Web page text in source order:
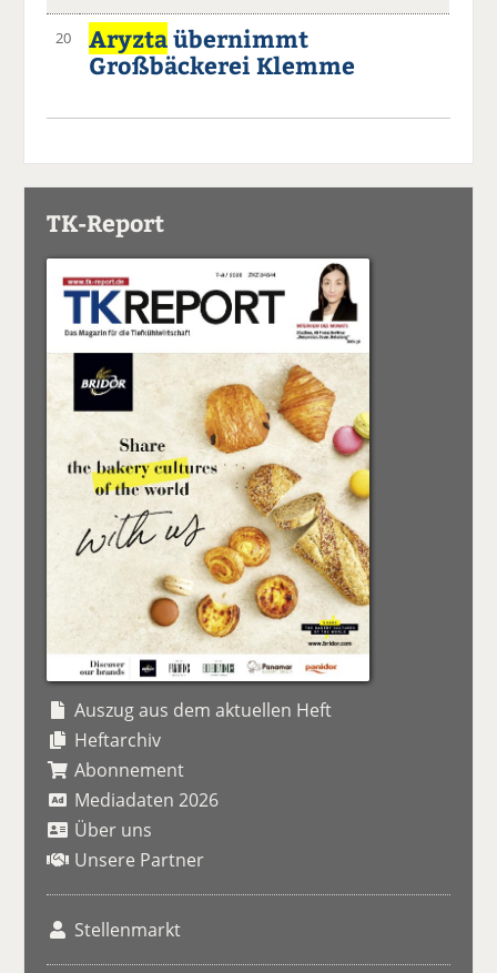
20 Aryztaübernimmt
Großbäckerei Klemme
TK-Report
Auszug aus dem aktuellen Heft
Heftarchiv
Abonnement
Mediadaten 2026
Über uns
Unsere Partner
Stellenmarkt